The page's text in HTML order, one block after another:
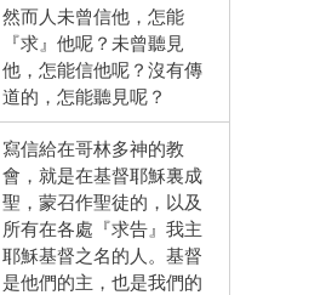
然而人未曾信他，怎能
『求』他呢？未曾聽見
他，怎能信他呢？沒有傳
道的，怎能聽見呢？
寫信給在哥林多神的教
會，就是在基督耶穌裏成
聖，蒙召作聖徒的，以及
所有在各處『求告』我主
耶穌基督之名的人。基督
是他們的主，也是我們的